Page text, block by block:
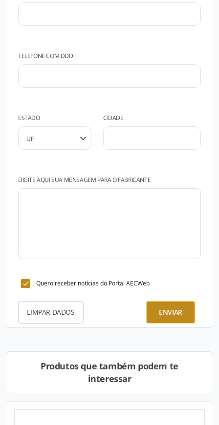
TELEFONE COM DDD
ESTADO CIDADE
DIGITE AQUI SUA MENSAGEM PARA O FABRICANTE
Quero receber notícias do Portal AECWeb
LIMPAR DADOS ENVIAR
Produtos que também podem te
interessar